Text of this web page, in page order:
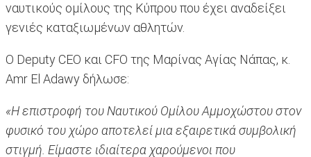
ναυτικούς ομίλους της Κύπρου που έχει αναδείξει
γενιές καταξιωμένων αθλητών.
Ο Deputy CEO και CFO της Μαρίνας Αγίας Νάπας, κ.
Amr El Adawy δήλωσε:
«Η επιστροφή του Ναυτικού Ομίλου Αμμοχώστου στον
φυσικό του χώρο αποτελεί μια εξαιρετικά συμβολική
στιγμή. Είμαστε ιδιαίτερα χαρούμενοι που